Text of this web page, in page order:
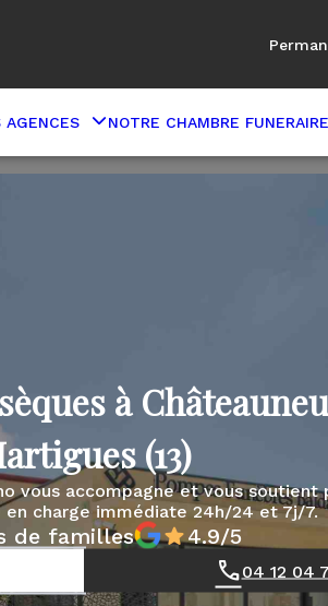
AGENCES NOTRE CHAMBRE FUNERAIRE
à
(13)
vous accompagne et vous
en charge immédiate 24h/24 et 7j/7.
de familles 4.9/5
04 12 04